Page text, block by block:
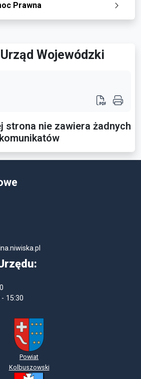
Prawna
Wojewódzki
strona nie zawiera żadnych
komunikatów
15:30
Powiat
Kolbuszowski